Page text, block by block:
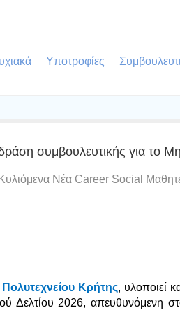
Υποτροφίες
συμβουλευτικής για το
Κυλιόμενα Νέα Career Social
Πολυτεχνείου Κρήτης, υλοποιεί
2026, απευθυνόμενη